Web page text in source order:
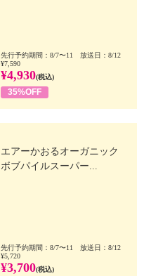
先行予約期間：8/7〜11 放送日：8/12
¥7,590
¥4,930(税込)
35%OFF
エアーかおるオーガニック
ボブパイルスーパー...
先行予約期間：8/7〜11 放送日：8/12
¥5,720
¥3,700(税込)